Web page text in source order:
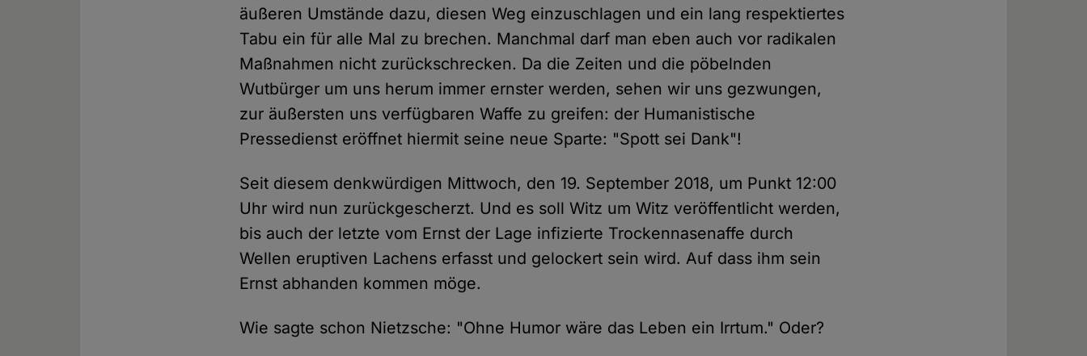
äußeren Umstände dazu, diesen Weg einzuschlagen und ein lang respektiertes
Tabu ein für alle Mal zu brechen. Manchmal darf man eben auch vor radikalen
Maßnahmen nicht zurückschrecken. Da die Zeiten und die pöbelnden
Wutbürger um uns herum immer ernster werden, sehen wir uns gezwungen,
zur äußersten uns verfügbaren Waffe zu greifen: der Humanistische
Pressedienst eröffnet hiermit seine neue Sparte: "Spott sei Dank"!
Seit diesem denkwürdigen Mittwoch, den 19. September 2018, um Punkt 12:00
Uhr wird nun zurückgescherzt. Und es soll Witz um Witz veröffentlicht werden,
bis auch der letzte vom Ernst der Lage infizierte Trockennasenaffe durch
Wellen eruptiven Lachens erfasst und gelockert sein wird. Auf dass ihm sein
Ernst abhanden kommen möge.
Wie sagte schon Nietzsche: "Ohne Humor wäre das Leben ein Irrtum." Oder?